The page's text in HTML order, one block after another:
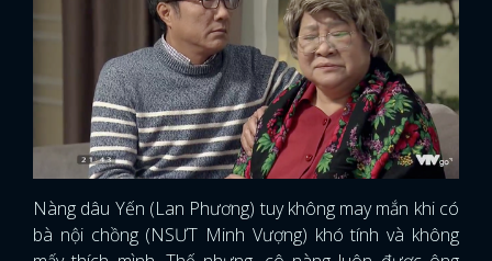
Nàng dâu Yến (Lan Phương) tuy không may mắn khi có
bà nội chồng (NSƯT Minh Vượng) khó tính và không